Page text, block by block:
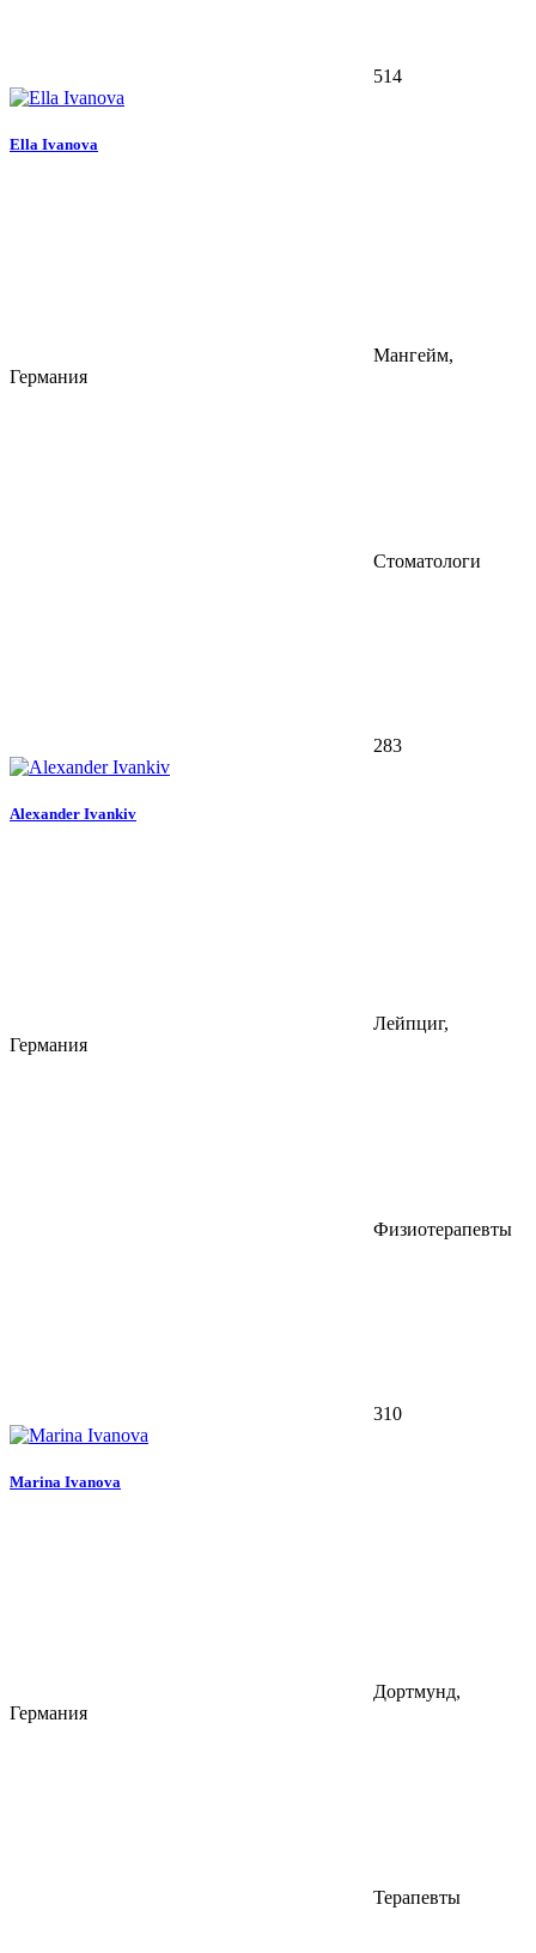
514
Ella Ivanova
Мангейм,
Германия
Стоматологи
283
Alexander Ivankiv
Лейпциг,
Германия
Физиотерапевты
310
Marina Ivanova
Дортмунд,
Германия
Терапевты